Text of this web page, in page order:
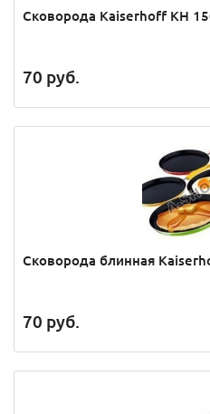
Сковорода Kaiserhoff KH
70 руб.
Сковорода блинная
70 руб.